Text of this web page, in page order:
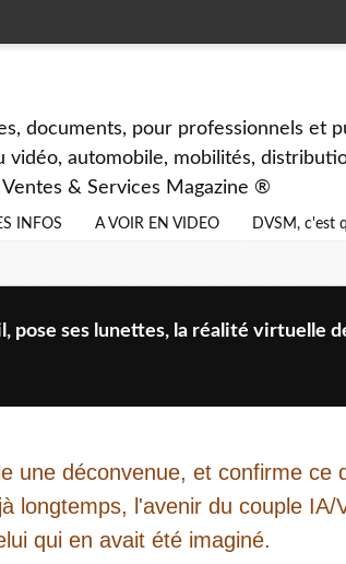
documents, pour professionnels et
vidéo, automobile, mobilités,
& Services Magazine ®
INFOS A VOIR EN VIDEO DVSM, c'est
pose ses lunettes, la réalité virtuelle
une déconvenue, et confirme ce
longtemps, l'avenir du couple IA/
qui en avait été imaginé.